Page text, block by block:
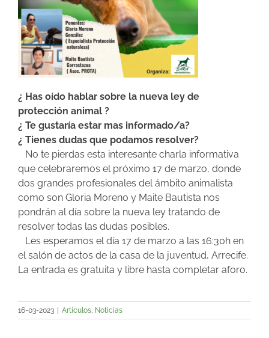
¿ Has oído hablar sobre la nueva ley de
protección animal ?
¿ Te gustaría estar mas informado/a?
¿ Tienes dudas que podamos resolver?
No te pierdas esta interesante charla informativa
que celebraremos el próximo 17 de marzo, donde
dos grandes profesionales del ámbito animalista
como son Gloria Moreno y Maite Bautista nos
pondrán al día sobre la nueva ley tratando de
resolver todas las dudas posibles.
Les esperamos el día 17 de marzo a las 16:30h en
el salón de actos de la casa de la juventud, Arrecife.
La entrada es gratuita y libre hasta completar aforo.
16-03-2023 Artículos, Noticias